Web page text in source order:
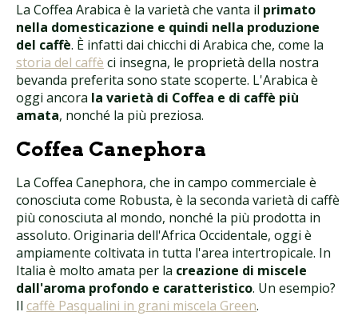
La Coffea Arabica è la varietà che vanta il primato
nella domesticazione e quindi nella produzione
del caffè. È infatti dai chicchi di Arabica che, come la
storia del caffè ci insegna, le proprietà della nostra
bevanda preferita sono state scoperte. L'Arabica è
oggi ancora la varietà di Coffea e di caffè più
amata, nonché la più preziosa.
Coffea Canephora
La Coffea Canephora, che in campo commerciale è
conosciuta come Robusta, è la seconda varietà di caffè
più conosciuta al mondo, nonché la più prodotta in
assoluto. Originaria dell'Africa Occidentale, oggi è
ampiamente coltivata in tutta l'area intertropicale. In
Italia è molto amata per la creazione di miscele
dall'aroma profondo e caratteristico. Un esempio?
Il caffè Pasqualini in grani miscela Green.